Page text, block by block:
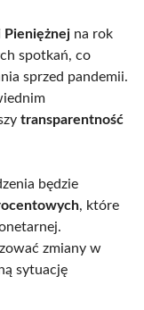
Pieniężnej na rok
spotkań, co
sprzed pandemii.
transparentność
będzie
, które
zmiany w
sytuację